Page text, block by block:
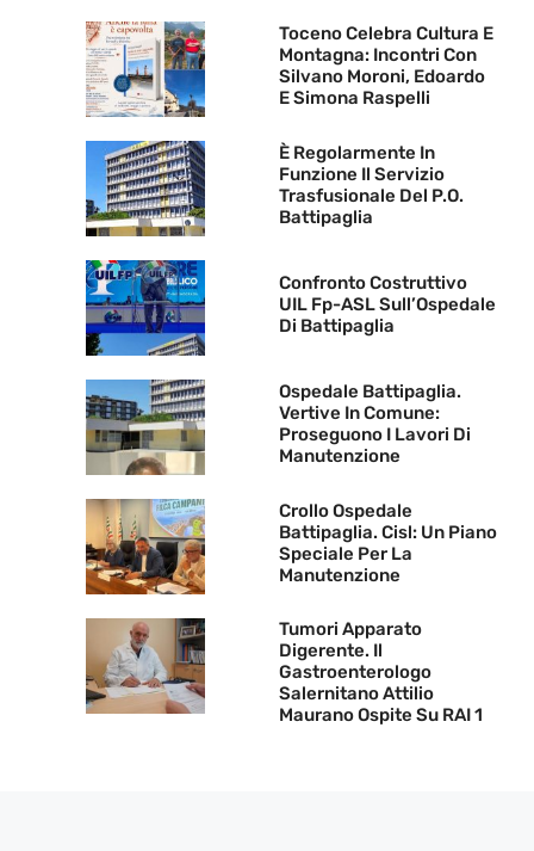
Toceno Celebra Cultura E
Montagna: Incontri Con
Silvano Moroni, Edoardo
E Simona Raspelli
È Regolarmente In
Funzione Il Servizio
Trasfusionale Del P.O.
Battipaglia
Confronto Costruttivo
UIL Fp-ASL Sull’Ospedale
Di Battipaglia
Ospedale Battipaglia.
Vertive In Comune:
Proseguono I Lavori Di
Manutenzione
Crollo Ospedale
Battipaglia. Cisl: Un Piano
Speciale Per La
Manutenzione
Tumori Apparato
Digerente. Il
Gastroenterologo
Salernitano Attilio
Maurano Ospite Su RAI 1